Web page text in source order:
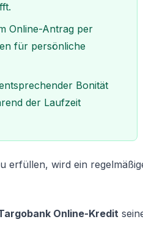
Online-Antrag per
für persönliche
Bonität
der Laufzeit
erfüllen, wird ein
Online-Kredit